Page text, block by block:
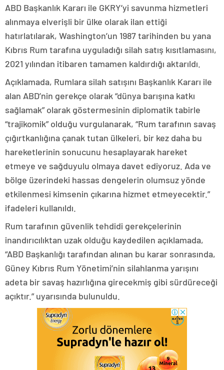
ABD Başkanlık Kararı ile GKRY’yi savunma hizmetleri
alınmaya elverişli bir ülke olarak ilan ettiği
hatırlatılarak, Washington’un 1987 tarihinden bu yana
Kıbrıs Rum tarafına uyguladığı silah satış kısıtlamasını,
2021 yılından itibaren tamamen kaldırdığı aktarıldı.
Açıklamada, Rumlara silah satışını Başkanlık Kararı ile
alan ABD’nin gerekçe olarak “dünya barışına katkı
sağlamak” olarak göstermesinin diplomatik tabirle
“trajikomik” olduğu vurgulanarak, “Rum tarafının savaş
çığırtkanlığına çanak tutan ülkeleri, bir kez daha bu
hareketlerinin sonucunu hesaplayarak hareket
etmeye ve sağduyulu olmaya davet ediyoruz. Ada ve
bölge üzerindeki hassas dengelerin olumsuz yönde
etkilenmesi kimsenin çıkarına hizmet etmeyecektir.”
ifadeleri kullanıldı.
Rum tarafının güvenlik tehdidi gerekçelerinin
inandırıcılıktan uzak olduğu kaydedilen açıklamada,
“ABD Başkanlığı tarafından alınan bu karar sonrasında,
Güney Kıbrıs Rum Yönetimi’nin silahlanma yarışını
adeta bir savaş hazırlığına girecekmiş gibi sürdüreceği
açıktır.” uyarısında bulunuldu.